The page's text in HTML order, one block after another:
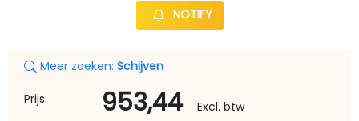
NOTIFY
Meer zoeken: Schijven
Prijs: 953,44
Excl. btw